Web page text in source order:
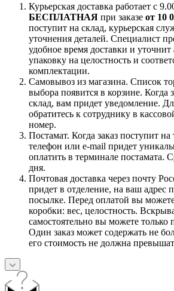
Курьерская доставка работает с
БЕСПЛАТНАЯ при заказе от 10
поступит на склад, курьерская
уточнения деталей. Специалист
удобное время доставки и
упаковку на целостность и
комплектации.
Самовывоз из магазина. Список
выбора появится в корзине. Когда
склад, вам придет уведомление.
обратитесь к сотруднику в
номер.
Постамат. Когда заказ поступит
телефон или e-mail придет
оплатить в терминале постамата.
дня.
Почтовая доставка через почту
придет в отделение, на ваш адрес
посылке. Перед оплатой вы
коробки: вес, целостность.
самостоятельно вы можете только
Один заказ может содержать не
его стоимость не должна